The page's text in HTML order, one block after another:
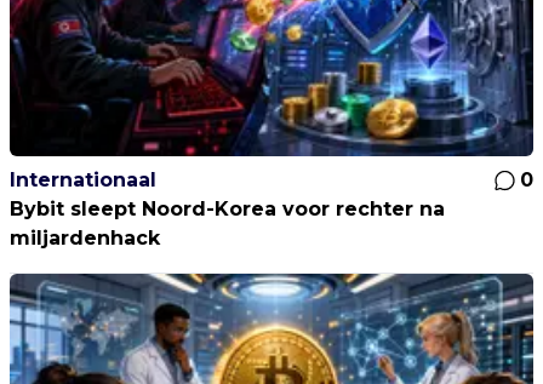
Internationaal
0
Bybit sleept Noord-Korea voor rechter na
miljardenhack